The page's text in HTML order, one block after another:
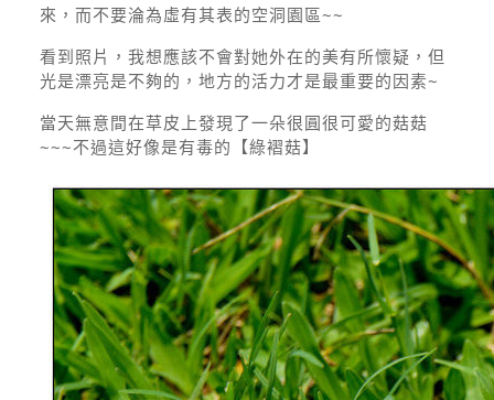
來，而不要淪為虛有其表的空洞園區~~
看到照片，我想應該不會對她外在的美有所懷疑，但
光是漂亮是不夠的，地方的活力才是最重要的因素~
當天無意間在草皮上發現了一朵很圓很可愛的菇菇
~~~不過這好像是有毒的 【綠褶菇】